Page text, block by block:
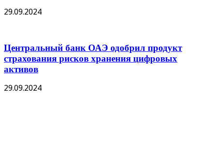
29.09.2024
Центральный банк ОАЭ одобрил продукт
страхования рисков хранения цифровых
активов
29.09.2024